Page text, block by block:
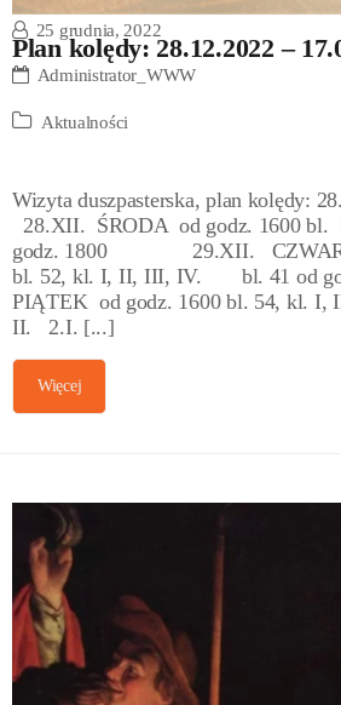
Plan kolędy: 28.12.2022 –
25 grudnia, 2022
Administrator_WWW
Aktualności
Wizyta duszpasterska, plan kolędy:
28.XII. ŚRODA od godz. 1600 bl.
godz. 1800 29.XII.
bl. 52, kl. I, II, III, IV. bl. 41 od
PIĄTEK od godz. 1600 bl. 54, kl. I,
II. 2.I. [...]
Więcej